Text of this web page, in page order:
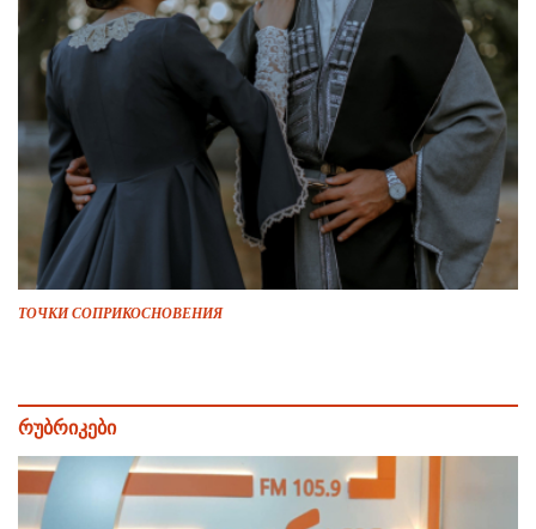
ТОЧКИ СОПРИКОСНОВЕНИЯ
რუბრიკები